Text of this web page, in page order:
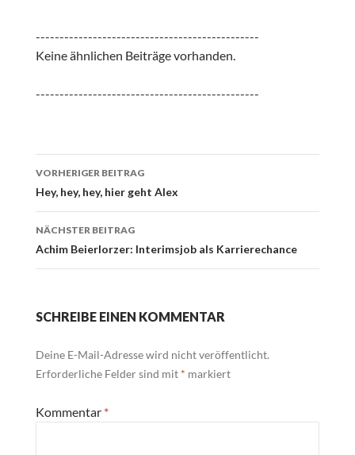
-----------------------------------------------
Keine ähnlichen Beiträge vorhanden.
-----------------------------------------------
Beitrags-
Navigation
VORHERIGER BEITRAG
Hey, hey, hey, hier geht Alex
NÄCHSTER BEITRAG
Achim Beierlorzer: Interimsjob als Karrierechance
SCHREIBE EINEN KOMMENTAR
Deine E-Mail-Adresse wird nicht veröffentlicht.
Erforderliche Felder sind mit * markiert
Kommentar *